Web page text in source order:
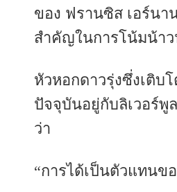
ของ ฟรานซิส เอร์นา
สำคัญในการโน้มน้าว
หัวหอกดาวรุ่งซึ่งเติบ
ปัจจุบันอยู่กับลิเวอร์พู
ว่า
“การได้เป็นตัวแทนข